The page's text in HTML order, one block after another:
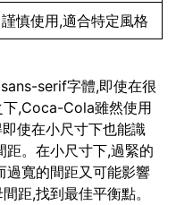
謹慎使用,適合特定風格
serif字體,即使在很
,Coca-Cola雖然使用
使在小尺寸下也能識
距。在小尺寸下,過緊的
過寬的間距又可能影響
距,找到最佳平衡點。